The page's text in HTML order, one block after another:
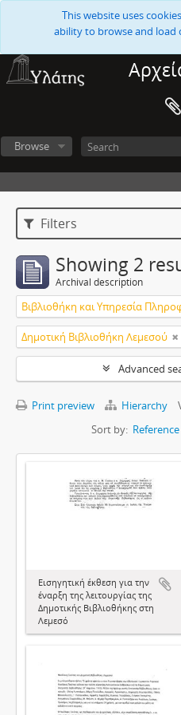
This website uses
ability to browse and load
Browse
Filters
Showing 2
Archival description
Δημοτική Βιβλιοθήκη Λεμεσού
Advanced
Print preview Hierarchy
Sort by:
Εισηγητική έκθεση για την
έναρξη της λειτουργίας της
Δημοτικής Βιβλιοθήκης στη
Λεμεσό